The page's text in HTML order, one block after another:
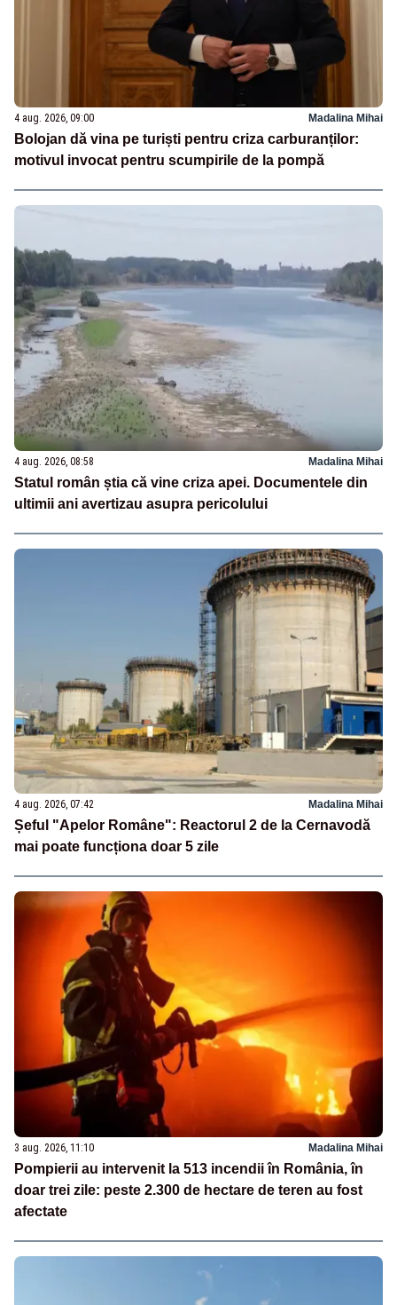
4 aug. 2026, 09:00 Madalina Mihai
Bolojan dă vina pe turiști pentru criza carburanților:
motivul invocat pentru scumpirile de la pompă
4 aug. 2026, 08:58 Madalina Mihai
Statul român știa că vine criza apei. Documentele din
ultimii ani avertizau asupra pericolului
4 aug. 2026, 07:42 Madalina Mihai
Șeful "Apelor Române": Reactorul 2 de la Cernavodă
mai poate funcționa doar 5 zile
3 aug. 2026, 11:10 Madalina Mihai
Pompierii au intervenit la 513 incendii în România, în
doar trei zile: peste 2.300 de hectare de teren au fost
afectate